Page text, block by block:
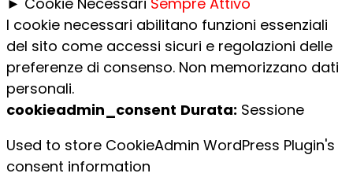
I cookie necessari abilitano funzioni essenziali
del sito come accessi sicuri e regolazioni delle
preferenze di consenso. Non memorizzano dati
personali.
cookieadmin_consent Durata: Sessione
Used to store CookieAdmin WordPress Plugin's
consent information